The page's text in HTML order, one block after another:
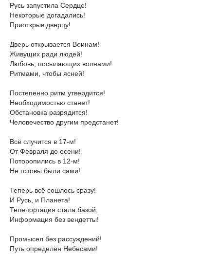
Русь запустила Сердце!
Некоторые догадались!
Приоткрыв дверцу!
Дверь открывается Воинам!
Живущих ради людей!
Любовь, посылающих волнами!
Ритмами, чтобы ясней!
Постепенно ритм утвердится!
Необходимостью станет!
Обстановка разрядится!
Человечество другим предстанет!
Всё случится в 17-м!
От Февраля до осени!
Поторопились в 12-м!
Не готовы были сами!
Теперь всё сошлось сразу!
И Русь, и Планета!
Телепортация стала базой,
Информация без вендетты!
Промысел без рассуждений!
Путь определён Небесами!